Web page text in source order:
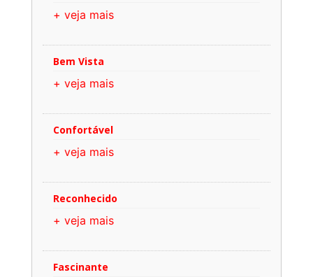
+ veja mais
Bem Vista
+ veja mais
Confortável
+ veja mais
Reconhecido
+ veja mais
Fascinante